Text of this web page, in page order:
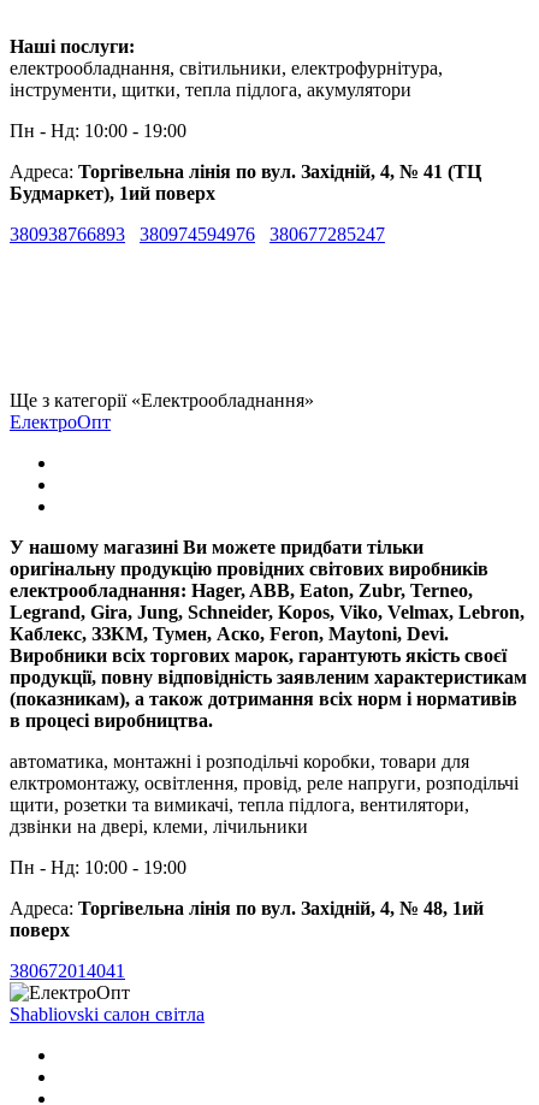
Наші послуги:
електрообладнання, світильники, електрофурнітура,
інструменти, щитки, тепла підлога, акумулятори
Пн - Нд: 10:00 - 19:00
Адреса: Торгівельна лінія по вул. Західній, 4, № 41 (ТЦ
Будмаркет), 1ий поверх
380938766893
380974594976 380677285247
Ще з категорії «Електрообладнання»
ЕлектроОпт
У нашому магазині Ви можете придбати тільки
оригінальну продукцію провідних світових виробників
електрообладнання: Hager, ABB, Eaton, Zubr, Terneo,
Legrand, Gira, Jung, Schneider, Kopos, Viko, Velmax, Lebron,
Каблекс, ЗЗКМ, Тумен, Аско, Feron, Maytoni, Devi.
Виробники всіх торгових марок, гарантують якість своєї
продукції, повну відповідність заявленим характеристикам
(показникам), а також дотримання всіх норм і нормативів
в процесі виробництва.
автоматика, монтажні і розподільчі коробки, товари для
елктромонтажу, освітлення, провід, реле напруги, розподільчі
щити, розетки та вимикачі, тепла підлога, вентилятори,
дзвінки на двері, клеми, лічильники
Пн - Нд: 10:00 - 19:00
Адреса: Торгівельна лінія по вул. Західній, 4, № 48, 1ий
поверх
380672014041
Shabliovski салон світла